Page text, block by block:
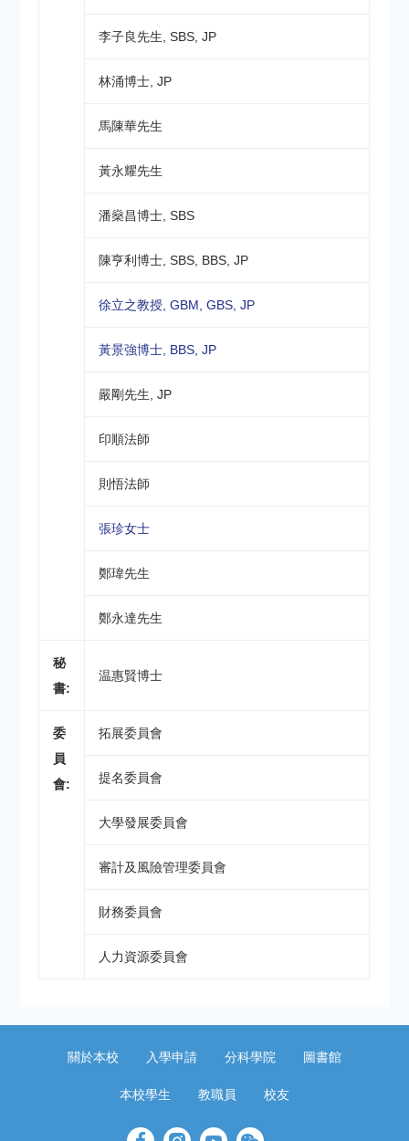
李子良先生, SBS, JP
林涌博士, JP
馬陳華先生
黃永耀先生
潘燊昌博士, SBS
陳亨利博士, SBS, BBS, JP
徐立之教授, GBM, GBS, JP
黃景強博士, BBS, JP
嚴剛先生, JP
印順法師
則悟法師
張珍女士
鄭瑋先生
鄭永達先生
秘
書:
温惠賢博士
委
員
會:
拓展委員會
提名委員會
大學發展委員會
審計及風險管理委員會
財務委員會
人力資源委員會
關於本校 入學申請 分科學院 圖書館
本校學生 教職員 校友